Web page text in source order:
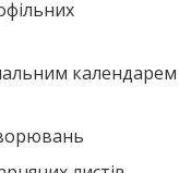
календарем